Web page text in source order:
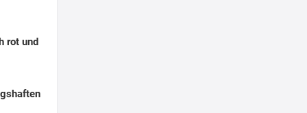
rot und